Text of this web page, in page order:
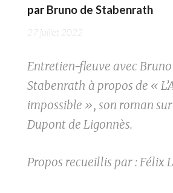
par Bruno de Stabenrath
27 juillet 2022
Entretien-fleuve avec Bruno
Stabenrath à propos de «
impossible », son roman
Dupont de Ligonnès.
Propos recueillis par : Félix